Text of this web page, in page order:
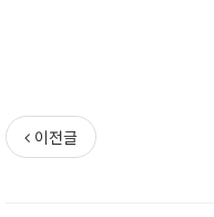
이전글